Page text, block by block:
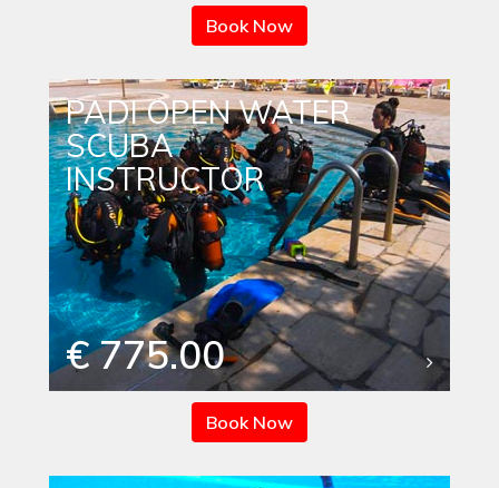
Book Now
PADI OPEN WATER
SCUBA
INSTRUCTOR
€ 775.00
Book Now